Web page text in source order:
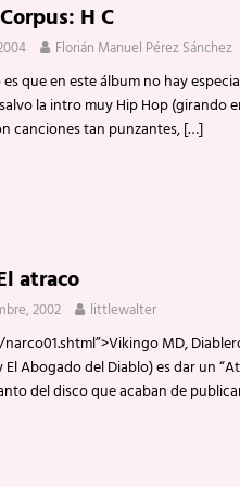
certificados
2 de mayo de 2026 en Fuengirola
Su ‘aullido’ retumbó ferozmente en
La historia de Nintendo Vol. 2
H C
Florián Manuel Pérez Sánchez
que en este álbum no hay
la intro muy Hip Hop (girando
canciones tan punzantes,[…]
atraco
2002 littlewalter
MD,
El Abogado del Diablo) es dar un
del disco que acaban de